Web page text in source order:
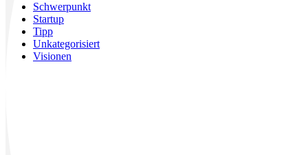
Schwerpunkt
Startup
Tipp
Unkategorisiert
Visionen